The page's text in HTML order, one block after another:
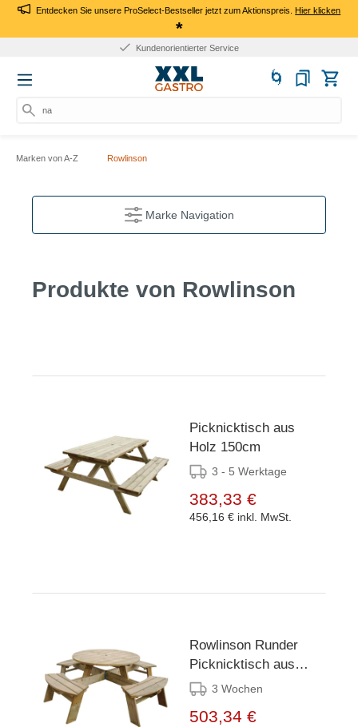
Entdecken Sie unsere ProSelect-Bestseller jetzt zum Aktionspreis.Hier klicken
*
Kundenorientierter Service
nac
Marken von A-Z Rowlinson
Marke Navigation
Produkte von Rowlinson
Picknicktisch aus
Holz 150cm
3 - 5 Werktage
383,33 €
456,16 € inkl. MwSt.
Rowlinson Runder
Picknicktisch aus
Holz3 Wochen
503,34 €